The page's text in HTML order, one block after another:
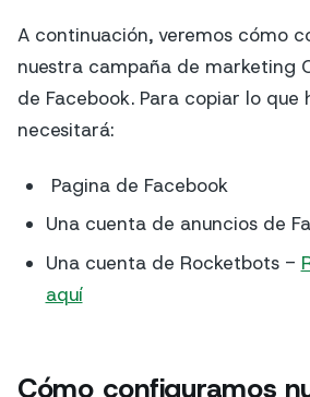
A continuación, veremos cómo
nuestra campaña de marketing
de Facebook. Para copiar lo que
necesitará:
Pagina de Facebook
Una cuenta de anuncios de
Una cuenta de Rocketbots -
aquí
Cómo configuramos